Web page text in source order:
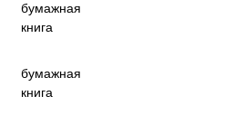
бумажная
книга
бумажная
книга